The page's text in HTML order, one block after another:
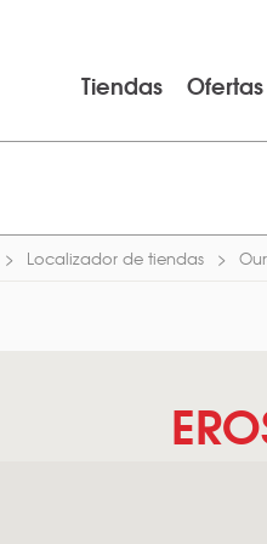
Tiendas Ofertas
Localizador de tiendas